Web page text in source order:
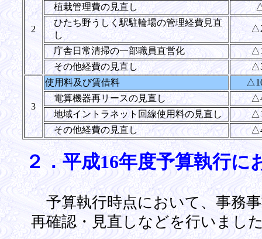
2
植栽管理費の見直し
ひたち野うしく駅駐輪場の管理経費見直
し
庁舎日常清掃の一部職員直営化
その他経費の見直し
3
使用料及び賃借料
電算機器再リースの見直し
地域イントラネット回線使用料の見直し
その他経費の見直し
２．平成16年度予算執行
予算執行時点において、事務
再確認・見直しなどを行いまし